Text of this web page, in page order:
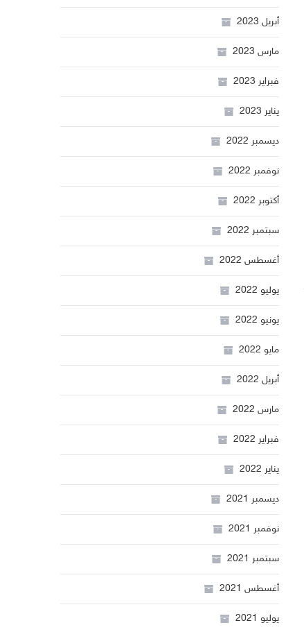
أبريل 2023
مارس 2023
فبراير 2023
يناير 2023
ديسمبر 2022
نوفمبر 2022
أكتوبر 2022
سبتمبر 2022
أغسطس 2022
يوليو 2022
يونيو 2022
مايو 2022
أبريل 2022
مارس 2022
فبراير 2022
يناير 2022
ديسمبر 2021
نوفمبر 2021
سبتمبر 2021
أغسطس 2021
يوليو 2021